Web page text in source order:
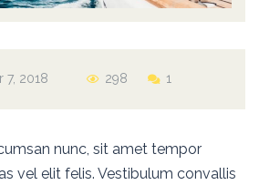
7, 2018 298 1
nunc, sit amet tempor
vel elit felis. Vestibulum convallis